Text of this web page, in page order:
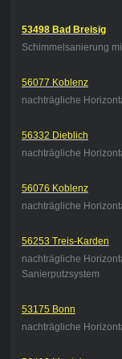
53498 Bad Breisig
Schimmelsanierung
56077 Koblenz
nachträgliche
56332 Dieblich
nachträgliche
56076 Koblenz
nachträgliche
56253 Treis-Karden
nachträgliche
Sanierputzsystem
53175 Bonn
nachträgliche